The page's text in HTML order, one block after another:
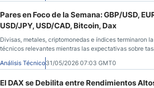
Pares en Foco de la Semana: GBP/USD,
USD/JPY, USD/CAD, Bitcoin, Dax
Divisas, metales, criptomonedas e índices terminaron
técnicos relevantes mientras las expectativas sobre
marcando el sentimiento.
Análisis Técnico31/05/2026 07:03 GMT0
El DAX se Debilita entre Rendimientos